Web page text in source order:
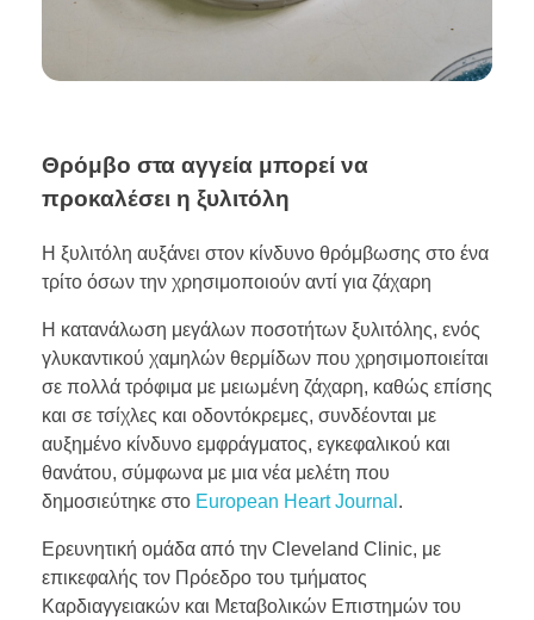
Θρόμβο στα αγγεία μπορεί να
προκαλέσει η ξυλιτόλη
Η ξυλιτόλη αυξάνει στον κίνδυνο θρόμβωσης στο ένα
τρίτο όσων την χρησιμοποιούν αντί για ζάχαρη
Η κατανάλωση μεγάλων ποσοτήτων ξυλιτόλης, ενός
γλυκαντικού χαμηλών θερμίδων που χρησιμοποιείται
σε πολλά τρόφιμα με μειωμένη ζάχαρη, καθώς επίσης
και σε τσίχλες και οδοντόκρεμες, συνδέονται με
αυξημένο κίνδυνο εμφράγματος, εγκεφαλικού και
θανάτου, σύμφωνα με μια νέα μελέτη που
δημοσιεύτηκε στο European Heart Journal .
Ερευνητική ομάδα από την Cleveland Clinic, με
επικεφαλής τον Πρόεδρο του τμήματος
Καρδιαγγειακών και Μεταβολικών Επιστημών του